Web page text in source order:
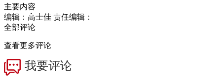
主要内容
编辑：高士佳 责任编辑：
全部评论
查看更多评论